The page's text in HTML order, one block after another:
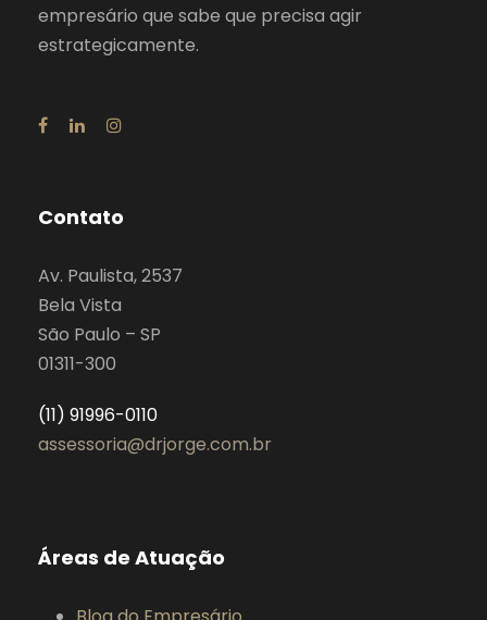
empresário que sabe que precisa agir
estrategicamente.
Contato
Av. Paulista, 2537
Bela Vista
São Paulo – SP
01311-300
(11) 91996-0110
assessoria@drjorge.com.br
Áreas de Atuação